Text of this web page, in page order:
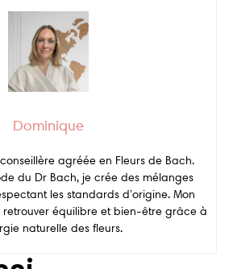
Dominique
agréée en Fleurs de Bach.
du Dr Bach, je crée des mélanges
les standards d’origine. Mon
retrouver équilibre et bien-être grâce à
naturelle des fleurs.